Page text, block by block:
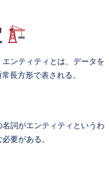
ンティティとは、データを
長方形で表される。
詞がエンティティというわ
要がある。